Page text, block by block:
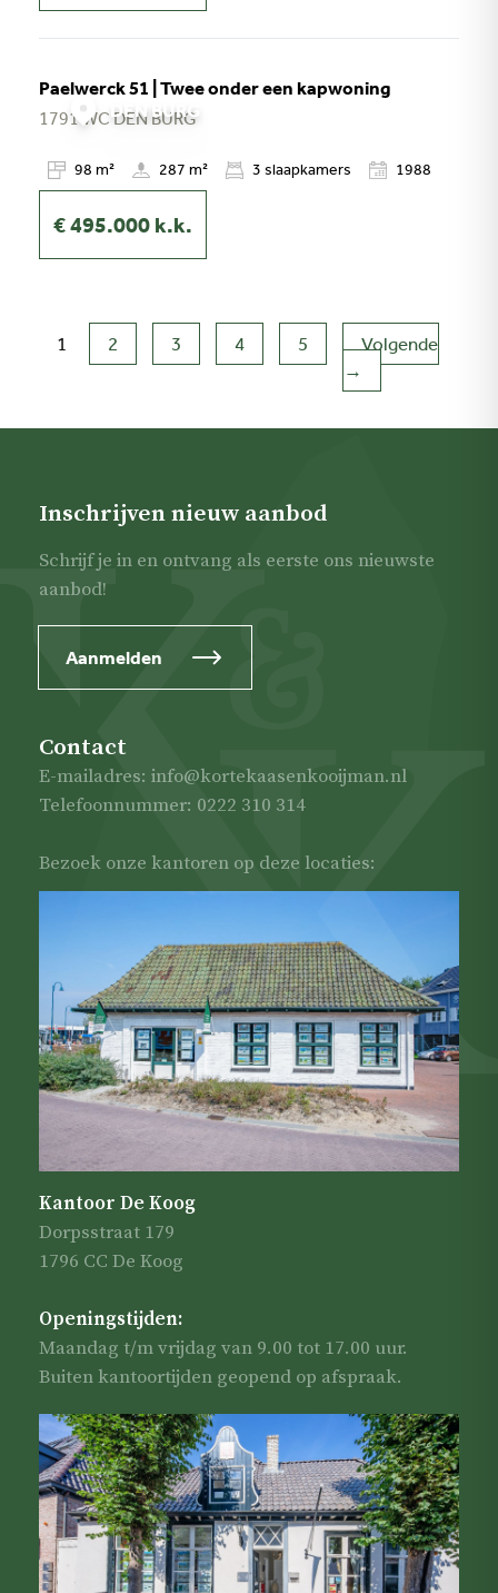
DEN BURG
Paelwerck 51 | Twee onder een kapwoning
1791 WC DEN BURG
98 m² 287 m² 3 slaapkamers 1988
€ 495.000 k.k.
1
2 3 4 5
Volgende
→
Inschrijven nieuw aanbod
Schrijf je in en ontvang als eerste ons nieuwste
aanbod!
Aanmelden
Contact
E-mailadres: info@kortekaasenkooijman.nl
Telefoonnummer: 0222 310 314
Bezoek onze kantoren op deze locaties:
Kantoor De Koog
Dorpsstraat 179
1796 CC De Koog
Openingstijden:
Maandag t/m vrijdag van 9.00 tot 17.00 uur.
Buiten kantoortijden geopend op afspraak.